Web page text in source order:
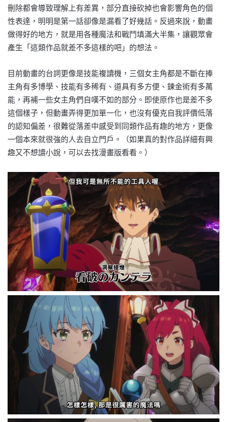
刪除都會導致理解上有差異，部分直接砍掉也會影響角色的個
性表達，明明是第一話卻像是漏看了好幾話。反過來說，動畫
做得好的地方，就是用各種魔法和戰鬥填滿大半集，讓觀眾會
產生「這類作品就差不多這樣的吧」的想法。
目前動畫的台詞更像是技能複讀機，三個女主角都是不斷在捧
主角有多博學、技能有多稀有、道具有多方便、鍊金術有多萬
能，再補一些女主角們自嘆不如的部分。即使原作也是差不多
這個樣子，但動畫弄得更加單一化，也沒有優克自我評價低落
的認知偏差，很難從落差中感受到同類作品有趣的地方，更像
一個本來就很強的人去自立門戶。（如果真的對作品詳細有興
趣又不想讀小說，可以去找漫畫版看看。）